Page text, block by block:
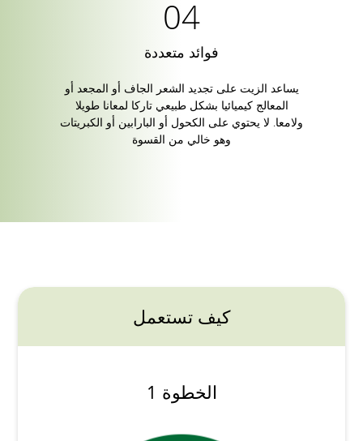
فوائد متعددة
يساعد الزيت على تجديد الشعر الجاف أو المجعد أو
المعالج كيميائيا بشكل طبيعي تاركا لمعانا طويلا
ولامعا. لا يحتوي على الكحول أو البارابين أو الكبريتات
وهو خالي من القسوة
كيف تستعمل
الخطوة 1